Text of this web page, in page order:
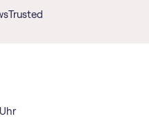
Trusted